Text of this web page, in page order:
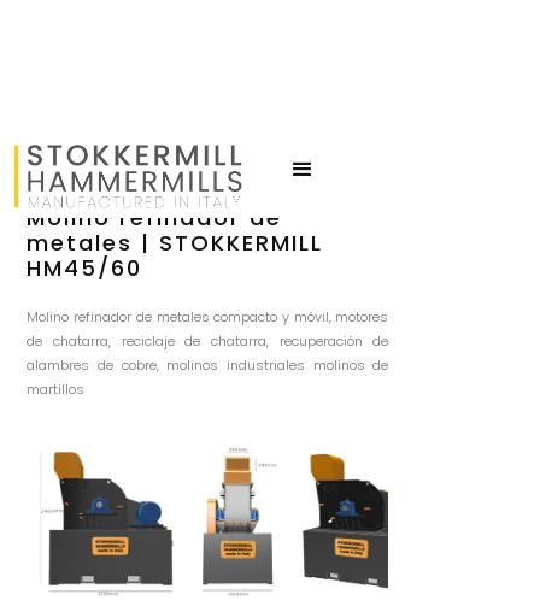
Molino refinador de
metales | STOKKERMILL
HM45/60
Molino refinador de metales compacto y móvil, motores
de chatarra, reciclaje de chatarra, recuperación de
alambres de cobre, molinos industriales molinos de
martillos